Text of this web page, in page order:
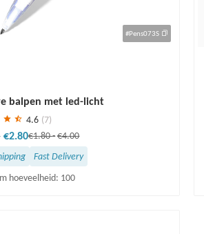
#Pens073S
balpen met led-licht
4.6 (7)
€2.80€1.80-€4.00
Fast Delivery
hoeveelheid: 100